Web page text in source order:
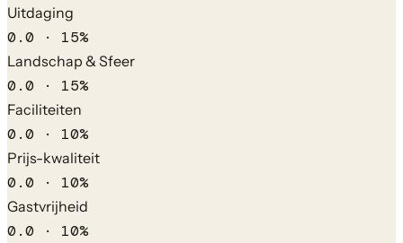
Uitdaging
0.0 · 15%
Landschap & Sfeer
0.0 · 15%
Faciliteiten
0.0 · 10%
Prijs-kwaliteit
0.0 · 10%
Gastvrijheid
0.0 · 10%